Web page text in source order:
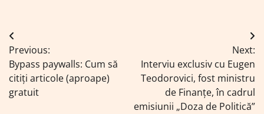
Navigare
în
articole
Previous:
Bypass paywalls: Cum să
citiți articole (aproape)
gratuit
Next:
Interviu exclusiv cu Eugen
Teodorovici, fost ministru
de Finanțe, în cadrul
emisiunii „Doza de Politică”